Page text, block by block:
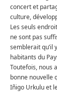
concert et
culture,
Les seuls
ne sont pas
semblerait qu’il
habitants du
Toutefois, nous
bonne nouvelle
Iñigo Urkulu et